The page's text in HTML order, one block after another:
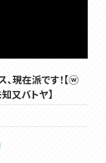
、現在派です！【ⓦ
又バトヤ】